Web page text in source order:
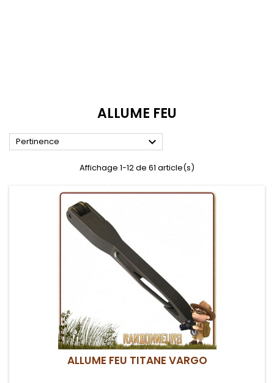
ALLUME FEU
Pertinence 
Affichage 1-12 de 61 article(s)
ALLUME FEU TITANE VARGO